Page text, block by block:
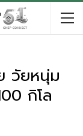
วัยหนุ่ม
กิโล